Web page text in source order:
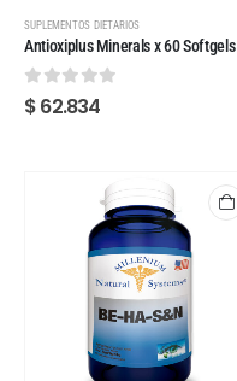
SUPLEMENTOS DIETARIOS
Antioxiplus Minerals x 60 Softgels
0 out of 5
$62.834